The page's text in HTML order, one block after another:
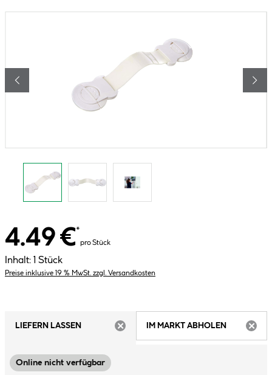
4.49 €*
pro Stück
Inhalt: 1 Stück
Preise inklusive 19 % MwSt. zzgl. Versandkosten
LIEFERN LASSEN
IM MARKT ABHOLEN
Online nicht verfügbar